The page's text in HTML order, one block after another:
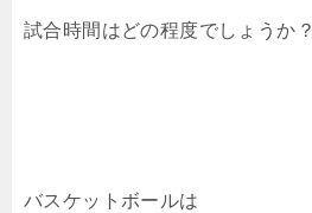
試合時間はどの程度でしょうか？
バスケットボールは